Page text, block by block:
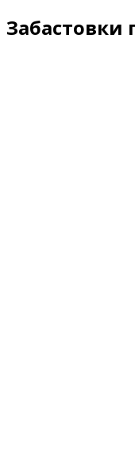
Забастовки